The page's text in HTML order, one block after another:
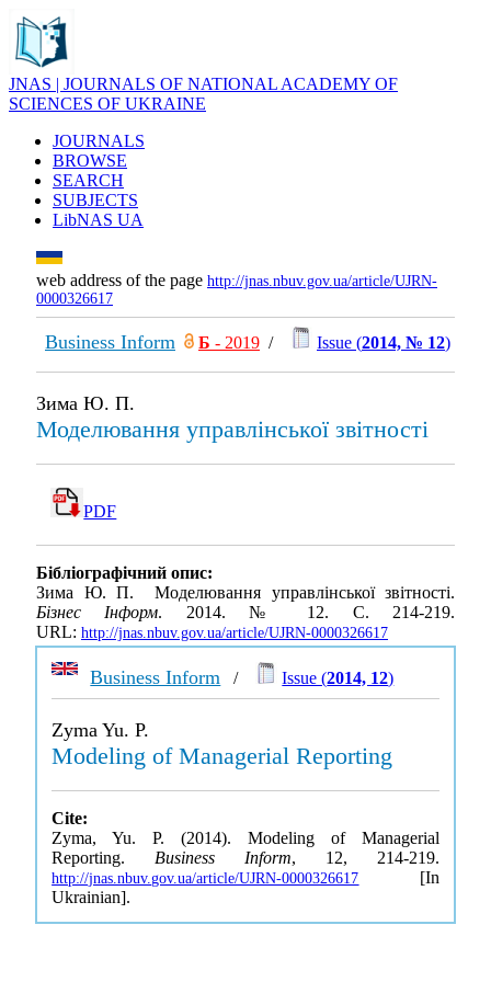
JNAS | JOURNALS OF NATIONAL ACADEMY OF
SCIENCES OF UKRAINE
JOURNALS
BROWSE
SEARCH
SUBJECTS
LibNAS UA
web address of the page http://jnas.nbuv.gov.ua/article/UJRN-
0000326617
Business Inform Б - 2019 / Issue (2014, № 12)
Зима Ю. П.
Моделювання управлінської звітності
PDF
Бібліографічний опис:
Зима Ю. П. Моделювання управлінської звітності.
Бізнес Інформ. 2014. № 12. С. 214-219.
URL: http://jnas.nbuv.gov.ua/article/UJRN-0000326617
Business Inform / Issue (2014, 12)
Zyma Yu. P.
Modeling of Managerial Reporting
Cite:
Zyma, Yu. P. (2014). Modeling of Managerial
Reporting. Business Inform, 12, 214-219.
http://jnas.nbuv.gov.ua/article/UJRN-0000326617 [In
Ukrainian].